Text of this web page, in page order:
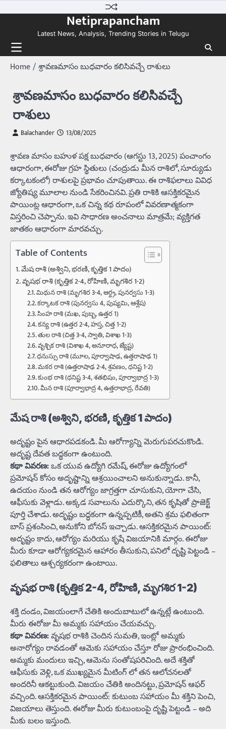
to
Netiprapancham
Latest News, Analysis, Trending Stories in Telugu
Home శ్రావణమాసం బుధవారం కలిసివచ్చే రాశులు
శ్రావణమాసం బుధవారం కలిసివచ్చే
రాశులు
Balachander 13/08/2025
శ్రావణ మాసం బహుళ పక్ష బుధవారం (ఆగస్టు 13, 2025) పంచాంగం
ఆధారంగా, ఈరోజు గ్రహ స్థితులు (చంద్రుడు మీన రాశిలో, సూర్యుడు
కర్కాటకంలో) రాశులపై ప్రభావం చూపుతాయి. ఈ రాశిఫలాలు వివిధ
జ్యోతిష్య మూలాల నుండి సేకరించినవి. ప్రతి రాశికి ఆసక్తికరమైన
పాయింట్ల ఆధారంగా, ఒక చిన్న కథ రూపంలో వివరణాత్మకంగా
విస్తరించి చెప్పాను. ఇవి సాధారణ అంచనాలు మాత్రమే; వ్యక్తిగత
జాతకం ఆధారంగా మారవచ్చు.
Table of Contents
మేష రాశి (అశ్విని, భరణి, కృత్తిక 1 పాదం)
వృషభ రాశి (కృత్తిక 2-4, రోహిణి, మృగశిర 1-2)
మిథున రాశి (మృగశిర 3-4, ఆర్ద్ర, పునర్వసు 1-3)
కర్కాటక రాశి (పునర్వసు 4, పుష్యమి, ఆశ్లేష)
సింహ రాశి (మఖ, పుబ్బ, ఉత్తర 1)
కన్య రాశి (ఉత్తర 2-4, హస్త, చిత్త 1-2)
తుల రాశి (చిత్త 3-4, స్వాతి, విశాఖ 1-3)
వృశ్చిక రాశి (విశాఖ 4, అనూరాధ, జ్యేష్ట)
ధనుస్సు రాశి (మూల, పూర్వాషాఢ, ఉత్తరాషాఢ 1)
మకర రాశి (ఉత్తరాషాఢ 2-4, శ్రవణం, ధనిష్ట 1-2)
కుంభ రాశి (ధనిష్ట 3-4, శతభిషం, పూర్వాభాద్ర 1-3)
మీన రాశి (పూర్వాభాద్ర 4, ఉత్తరాభాద్ర, రేవతి)
మేష రాశి (అశ్విని, భరణి, కృత్తిక 1 పాదం)
అదృష్టం పైన ఆధారపడకండి. మీ ఆరోగ్యాన్ని మెరుగుపరచుకొండి.
అదృష్ట దేవత బద్ధకంగా ఉంటుంది.
కథా వివరణ:ఒక యువ ఉద్యోగి రమేష్, ఈరోజు ఉద్యోగంలో
ప్రమోషన్ కోసం అదృష్టాన్ని ఆశ్రయించాలని అనుకున్నాడు. కానీ,
ఉదయం నుండి తన ఆరోగ్యం జాగ్రత్తగా చూసుకుని, యోగా చేసి,
ఆఫీసుకు వెళ్లాడు. అక్కడ సవాలును ఎదుర్కొని, తన కృషితో ప్రాజెక్ట్
పూర్తి చేశాడు. అదృష్టం బద్ధకంగా ఉన్నప్పటికీ, అతని శ్రమ ఫలితంగా
బాస్ ప్రశంసించి, అనుకోని బోనస్ ఇచ్చాడు. ఆసక్తికరమైన పాయింట్:
అదృష్టం కాదు, ఆరోగ్యం మరియు కృషే విజయానికి మార్గం. ఈరోజు
మీరు కూడా ఆరోగ్యకరమైన ఆహారం తీసుకుని, పనిలో దృష్టి పెట్టండి –
ఫలితాలు ఆశ్చర్యకరంగా ఉంటాయి.
వృషభ రాశి (కృత్తిక 2-4, రోహిణి, మృగశిర 1-2)
శక్తి దండం, విజయంలాగే చేతికి అందుబాటులో ఉన్నట్లే ఉంటుంది.
మీరు ఈరోజు మీ అమ్మకు సహాయం చేయవచ్చు.
కథా వివరణ:వృషభ రాశికి చెందిన సుమతి, ఇంట్లో అమ్మకు
అనారోగ్యం రావడంతో ఆమెకు సహాయం చేస్తూ రోజు ప్రారంభించింది.
అమ్మకు మందులు ఇచ్చి, ఆమెను సంతోషపరిచింది. అదే శక్తితో
ఆఫీసుకు వెళ్లి, ఒక ముఖ్యమైన మీటింగ్ లో తన ఆలోచనలతో
అందరినీ ఆకట్టుకుంది. విజయం చేతికి అందినట్టు, ప్రమోషన్ ఆఫర్
వచ్చింది. ఆసక్తికరమైన పాయింట్: కుటుంబ సహాయం మీ శక్తిని పెంచి,
విజయాలు తెస్తుంది. ఈరోజు మీరు కుటుంబంపై దృష్టి పెట్టండి – అది
మీకు బలం ఇస్తుంది.